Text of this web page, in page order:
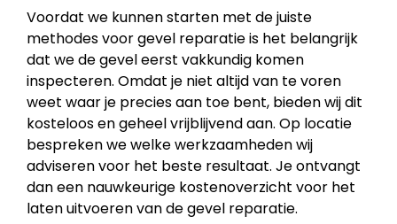
Voordat we kunnen starten met de juiste
methodes voor gevel reparatie is het belangrijk
dat we de gevel eerst vakkundig komen
inspecteren. Omdat je niet altijd van te voren
weet waar je precies aan toe bent, bieden wij dit
kosteloos en geheel vrijblijvend aan. Op locatie
bespreken we welke werkzaamheden wij
adviseren voor het beste resultaat. Je ontvangt
dan een nauwkeurige kostenoverzicht voor het
laten uitvoeren van de gevel reparatie.